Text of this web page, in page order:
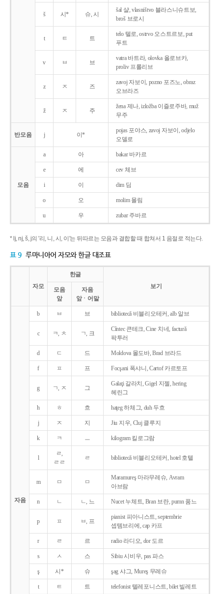
š 시* 슈, 시
šal 샬, vlasništvo 블라스니슈트보,
broš 브로시
t ㅌ 트
telo 텔로, ostrvo 오스트르보, put
푸트
v ㅂ 브
vatra 바트라, olovka 올로브카,
proliv 프롤리브
z ㅈ 즈
zavoj 자보이, pozno 포즈노, obraz
오브라즈
ž ㅈ 주
žena 제나, izložba 이즐로주바, muž
무주
반모음 j 이*
pojas 포야스, zavoj 자보이, odjelo
오델로
모음
a 아 bakar 바카르
e 에 cev 체브
i 이 dim 딤
o 오 molim 몰림
u 우 zubar 주바르
* lj, nj, š, j의 '리, 니, 시, 이'는 뒤따르는 모음과 결합할 때 합쳐서 1 음절로 적는다.
표 9 루마니아어 자모와 한글 대조표
자모
한글
보기
모음
앞
자음
앞ㆍ어말
자음
b ㅂ 브 bibliotecǎ 비블리오테커, alb 알브
c ㅋ, ㅊ ㄱ, 크
Cîntec 큰테크, Cine 치네, facturǎ
팍투러
d ㄷ 드 Moldova 몰도바, Brad 브라드
f ㅍ 프 Focşani 폭샤니, Cartof 카르토프
g ㄱ, ㅈ 그
Galaţi 갈라치, Gigel 지젤, hering
헤린그
h ㅎ 흐 haţeg 하체그, duh 두흐
j ㅈ 지 Jiu 지우, Cluj 클루지
k ㅋ ㅡ kilogram 킬로그람
l
ㄹ,
ㄹㄹ
ㄹ bibliotecǎ 비블리오테커, hotel 호텔
m ㅁ ㅁ
Maramureş 마라무레슈, Avram
아브람
n ㄴ ㄴ, 느 Nucet 누체트, Bran 브란, pumn 품느
p ㅍ ㅂ, 프
pianist 피아니스트, septembrie
셉템브리에, cap 카프
r ㄹ 르 radio 라디오, dor 도르
s ㅅ 스 Sibiu 시비우, pas 파스
ş 시* 슈 şag 샤그, Mureş 무레슈
t ㅌ 트 telefonist 텔레포니스트, bilet 빌레트